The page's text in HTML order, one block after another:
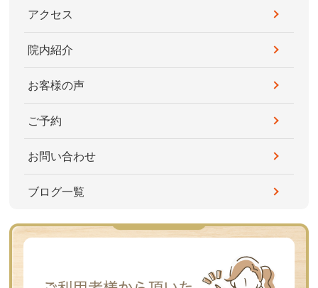
アクセス
院内紹介
お客様の声
ご予約
お問い合わせ
ブログ一覧